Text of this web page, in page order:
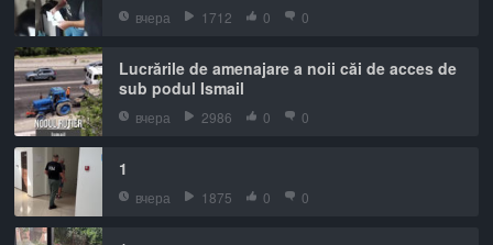
вчера 1712 0 0
Lucrările de amenajare a noii căi de acces de
sub podul Ismail
вчера 2986 0 0
1
вчера 1875 0 0